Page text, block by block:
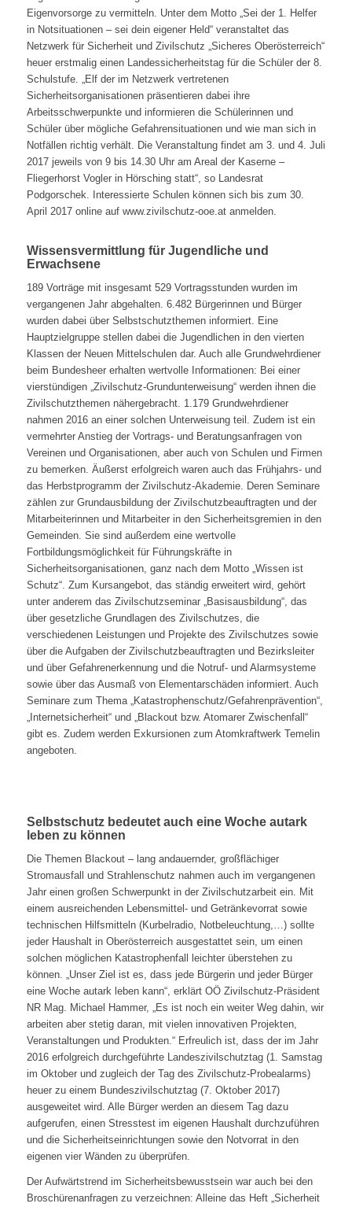
Eigenvorsorge zu vermitteln. Unter dem Motto „Sei der 1. Helfer
in Notsituationen – sei dein eigener Held“ veranstaltet das
Netzwerk für Sicherheit und Zivilschutz „Sicheres Oberösterreich“
heuer erstmalig einen Landessicherheitstag für die Schüler der 8.
Schulstufe. „Elf der im Netzwerk vertretenen
Sicherheitsorganisationen präsentieren dabei ihre
Arbeitsschwerpunkte und informieren die Schülerinnen und
Schüler über mögliche Gefahrensituationen und wie man sich in
Notfällen richtig verhält. Die Veranstaltung findet am 3. und 4. Juli
2017 jeweils von 9 bis 14.30 Uhr am Areal der Kaserne –
Fliegerhorst Vogler in Hörsching statt“, so Landesrat
Podgorschek. Interessierte Schulen können sich bis zum 30.
April 2017 online auf www.zivilschutz-ooe.at anmelden.
Wissensvermittlung für Jugendliche und
Erwachsene
189 Vorträge mit insgesamt 529 Vortragsstunden wurden im
vergangenen Jahr abgehalten. 6.482 Bürgerinnen und Bürger
wurden dabei über Selbstschutzthemen informiert. Eine
Hauptzielgruppe stellen dabei die Jugendlichen in den vierten
Klassen der Neuen Mittelschulen dar. Auch alle Grundwehrdiener
beim Bundesheer erhalten wertvolle Informationen: Bei einer
vierstündigen „Zivilschutz-Grundunterweisung“ werden ihnen die
Zivilschutzthemen nähergebracht. 1.179 Grundwehrdiener
nahmen 2016 an einer solchen Unterweisung teil. Zudem ist ein
vermehrter Anstieg der Vortrags- und Beratungsanfragen von
Vereinen und Organisationen, aber auch von Schulen und Firmen
zu bemerken. Äußerst erfolgreich waren auch das Frühjahrs- und
das Herbstprogramm der Zivilschutz-Akademie. Deren Seminare
zählen zur Grundausbildung der Zivilschutzbeauftragten und der
Mitarbeiterinnen und Mitarbeiter in den Sicherheitsgremien in den
Gemeinden. Sie sind außerdem eine wertvolle
Fortbildungsmöglichkeit für Führungskräfte in
Sicherheitsorganisationen, ganz nach dem Motto „Wissen ist
Schutz“. Zum Kursangebot, das ständig erweitert wird, gehört
unter anderem das Zivilschutzseminar „Basisausbildung“, das
über gesetzliche Grundlagen des Zivilschutzes, die
verschiedenen Leistungen und Projekte des Zivilschutzes sowie
über die Aufgaben der Zivilschutzbeauftragten und Bezirksleiter
und über Gefahrenerkennung und die Notruf- und Alarmsysteme
sowie über das Ausmaß von Elementarschäden informiert. Auch
Seminare zum Thema „Katastrophenschutz/Gefahrenprävention“,
„Internetsicherheit“ und „Blackout bzw. Atomarer Zwischenfall“
gibt es. Zudem werden Exkursionen zum Atomkraftwerk Temelin
angeboten.
Selbstschutz bedeutet auch eine Woche autark
leben zu können
Die Themen Blackout – lang andauernder, großflächiger
Stromausfall und Strahlenschutz nahmen auch im vergangenen
Jahr einen großen Schwerpunkt in der Zivilschutzarbeit ein. Mit
einem ausreichenden Lebensmittel- und Getränkevorrat sowie
technischen Hilfsmitteln (Kurbelradio, Notbeleuchtung,…) sollte
jeder Haushalt in Oberösterreich ausgestattet sein, um einen
solchen möglichen Katastrophenfall leichter überstehen zu
können. „Unser Ziel ist es, dass jede Bürgerin und jeder Bürger
eine Woche autark leben kann“, erklärt OÖ Zivilschutz-Präsident
NR Mag. Michael Hammer, „Es ist noch ein weiter Weg dahin, wir
arbeiten aber stetig daran, mit vielen innovativen Projekten,
Veranstaltungen und Produkten.“ Erfreulich ist, dass der im Jahr
2016 erfolgreich durchgeführte Landeszivilschutztag (1. Samstag
im Oktober und zugleich der Tag des Zivilschutz-Probealarms)
heuer zu einem Bundeszivilschutztag (7. Oktober 2017)
ausgeweitet wird. Alle Bürger werden an diesem Tag dazu
aufgerufen, einen Stresstest im eigenen Haushalt durchzuführen
und die Sicherheitseinrichtungen sowie den Notvorrat in den
eigenen vier Wänden zu überprüfen.
Der Aufwärtstrend im Sicherheitsbewusstsein war auch bei den
Broschürenanfragen zu verzeichnen: Alleine das Heft „Sicherheit